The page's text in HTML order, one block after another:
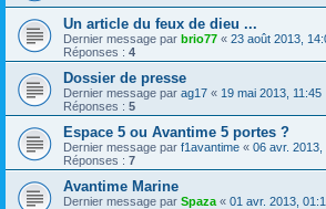
Un article du feux de dieu ...
Dernier message par brio77 « 23 août 2013,
Réponses : 4
Dossier de presse
Dernier message par ag17 « 19 mai 2013, 11:45
Réponses : 5
Espace 5 ou Avantime 5 portes ?
Dernier message par f1avantime « 06 avr. 2013,
Réponses : 7
Avantime Marine
Dernier message par Spaza « 01 avr. 2013,